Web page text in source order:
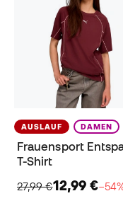
AUSLAUF DAMEN
Frauensport
T-Shirt
27,99 €12,99 €